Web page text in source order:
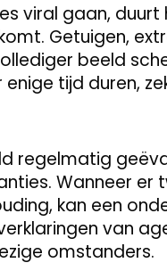
viral gaan,
Getuigen,
beeld
tijd duren,
regelmatig
Wanneer
kan een
van
omstanders.